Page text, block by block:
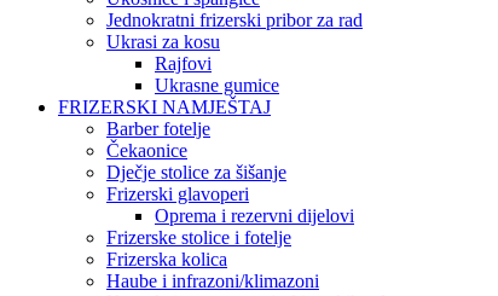
Jednokratni frizerski pribor za rad
Ukrasi za kosu
Rajfovi
Ukrasne gumice
FRIZERSKI NAMJEŠTAJ
Barber fotelje
Čekaonice
Dječje stolice za šišanje
Frizerski glavoperi
Oprema i rezervni dijelovi
Frizerske stolice i fotelje
Frizerska kolica
Haube i infrazoni/klimazoni